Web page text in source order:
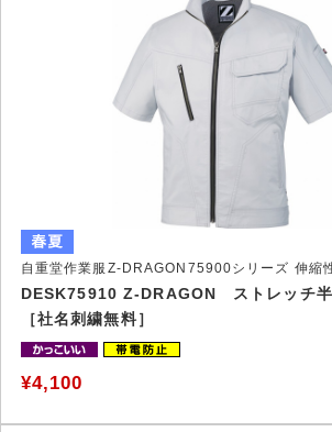
DESK75910 Z-DRAGON ストレッチ半
［社名刺繍無料］
¥4,100